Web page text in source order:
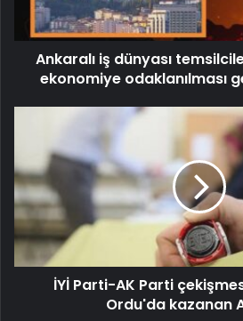
Ankaralı iş dünyası
ekonomiye odaklanılması
İYİ Parti-AK Parti
Ordu'da kazanan